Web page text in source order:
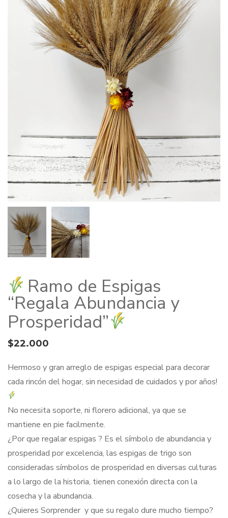
Ramo de Espigas
“Regala Abundancia y
Prosperidad”
$22.000
Hermoso y gran arreglo de espigas especial para decorar
cada rincón del hogar, sin necesidad de cuidados y por años!
No necesita soporte, ni florero adicional, ya que se
mantiene en pie facilmente.
¿Por que regalar espigas ? Es el símbolo de abundancia y
prosperidad por excelencia, las espigas de trigo son
consideradas símbolos de prosperidad en diversas culturas
a lo largo de la historia, tienen conexión directa con la
cosecha y la abundancia.
¿Quieres Sorprender y que su regalo dure mucho tiempo?